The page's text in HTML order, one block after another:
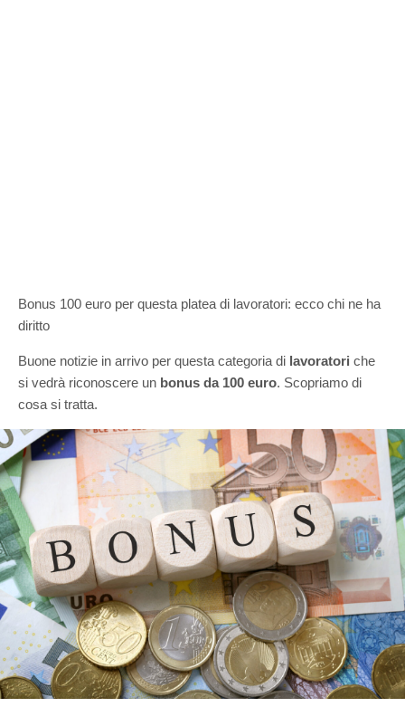
Bonus 100 euro per questa platea di lavoratori: ecco chi ne ha
diritto
Buone notizie in arrivo per questa categoria di lavoratori che
si vedrà riconoscere un bonus da 100 euro. Scopriamo di
cosa si tratta.